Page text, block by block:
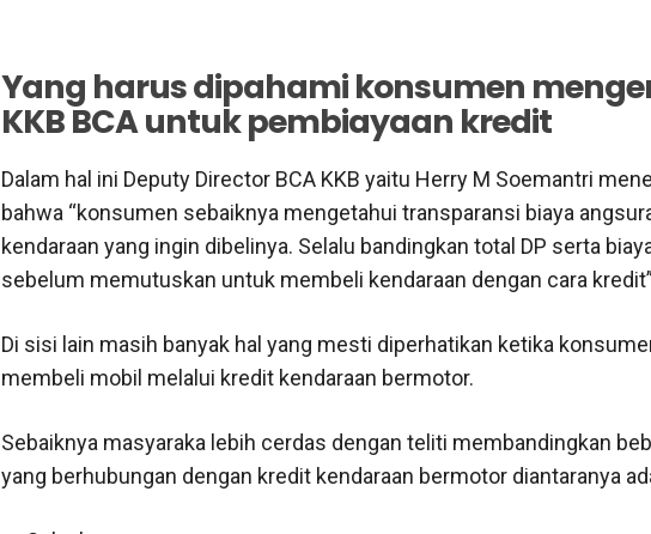
Yang harus dipahami konsumen
KKB BCA untuk pembiayaan kredit
Dalam hal ini Deputy Director BCA KKB yaitu Herry M Soemantri
bahwa “konsumen sebaiknya mengetahui transparansi biaya
kendaraan yang ingin dibelinya. Selalu bandingkan total DP serta
sebelum memutuskan untuk membeli kendaraan dengan cara kredit”
Di sisi lain masih banyak hal yang mesti diperhatikan ketika
membeli mobil melalui kredit kendaraan bermotor.
Sebaiknya masyaraka lebih cerdas dengan teliti membandingkan
yang berhubungan dengan kredit kendaraan bermotor diantaranya